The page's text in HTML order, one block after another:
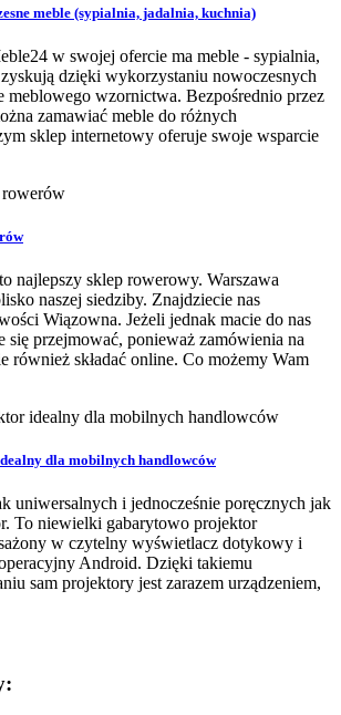
meble (sypialnia, jadalnia, kuchnia)
w swojej ofercie ma meble - sypialnia,
dzięki wykorzystaniu nowoczesnych
meblowego wzornictwa. Bezpośrednio przez
zamawiać meble do różnych
sklep internetowy oferuje swoje wsparcie
najlepszy sklep rowerowy. Warszawa
naszej siedziby. Znajdziecie nas
Wiązowna. Jeżeli jednak macie do nas
się przejmować, ponieważ zamówienia na
również składać online. Co możemy Wam
dla mobilnych handlowców
uniwersalnych i jednocześnie poręcznych jak
To niewielki gabarytowo projektor
w czytelny wyświetlacz dotykowy i
Android. Dzięki takiemu
sam projektory jest zarazem urządzeniem,